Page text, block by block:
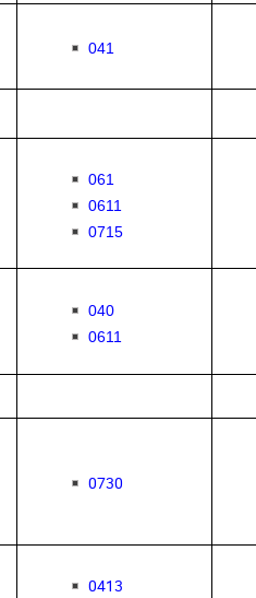
041
061
0611
0715
040
0611
0730
0413